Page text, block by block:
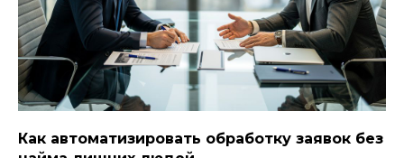
Как автоматизировать обработку заявок без